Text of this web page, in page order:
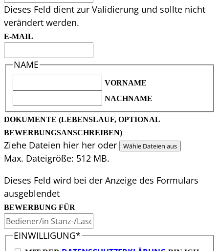
Dieses Feld dient zur Validierung und sollte nicht
verändert werden.
E-MAIL
NAME
VORNAME
NACHNAME
DOKUMENTE (LEBENSLAUF, OPTIONAL
BEWERBUNGSANSCHREIBEN)
Ziehe Dateien hier her oder Wähle Dateien aus
Max. Dateigröße: 512 MB.
Dieses Feld wird bei der Anzeige des Formulars
ausgeblendet
BEWERBUNG FÜR
EINWILLIGUNG*